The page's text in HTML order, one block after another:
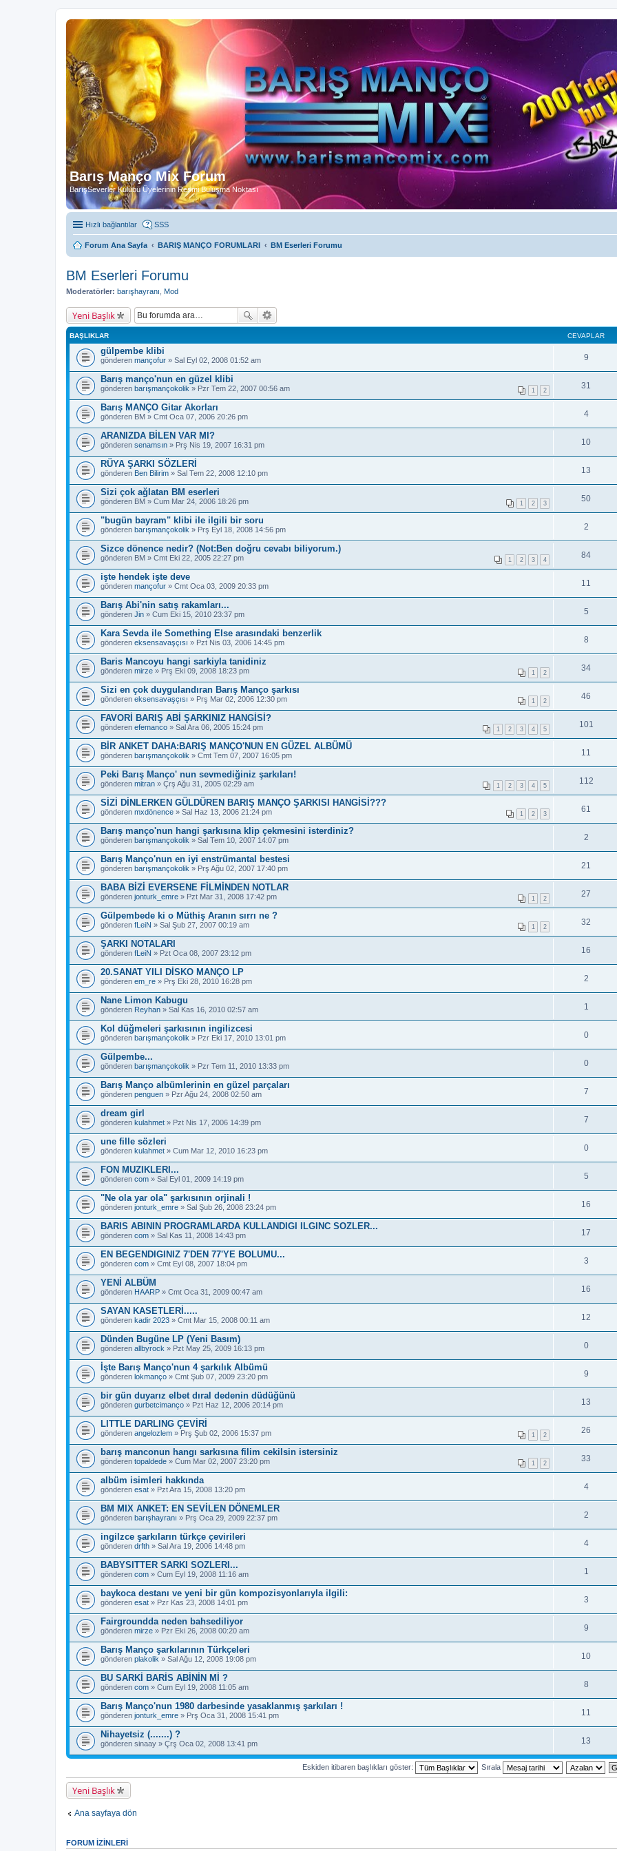
Barış Manço Mix Forum
BarışSeverler Kulübü Üyelerinin Resmi Buluşma Noktası
Hızlı bağlantılar SSS
Forum Ana Sayfa BARIŞ MANÇO FORUMLARI BM Eserleri Forumu
BM Eserleri Forumu
Moderatörler: barışhayranı Mod
Yeni Başlık
BAŞLIKLAR CEVAPLAR
gülpembe klibi
gönderen mançofur » Sal Eyl 02, 2008 01:52 am 9
Barış manço'nun en güzel klibi
1 2
gönderen barışmançokolik » Pzr Tem 22, 2007 00:56 am 31
Barış MANÇO Gitar Akorları
gönderen BM » Cmt Oca 07, 2006 20:26 pm 4
ARANIZDA BİLEN VAR MI?
gönderen senamsın » Prş Nis 19, 2007 16:31 pm 10
RÜYA ŞARKI SÖZLERİ
gönderen Ben Bilirim » Sal Tem 22, 2008 12:10 pm 13
Sizi çok ağlatan BM eserleri
1 2 3
gönderen BM » Cum Mar 24, 2006 18:26 pm 50
"bugün bayram" klibi ile ilgili bir soru
gönderen barışmançokolik » Prş Eyl 18, 2008 14:56 pm 2
Sizce dönence nedir? (Not:Ben doğru cevabı biliyorum.)
1 2 3 4
gönderen BM » Cmt Eki 22, 2005 22:27 pm 84
işte hendek işte deve
gönderen mançofur » Cmt Oca 03, 2009 20:33 pm 11
Barış Abi'nin satış rakamları...
gönderen Jin » Cum Eki 15, 2010 23:37 pm 5
Kara Sevda ile Something Else arasındaki benzerlik
gönderen eksensavaşçısı » Pzt Nis 03, 2006 14:45 pm 8
Baris Mancoyu hangi sarkiyla tanidiniz
1 2
gönderen mirze » Prş Eki 09, 2008 18:23 pm 34
Sizi en çok duygulandıran Barış Manço şarkısı
1 2
gönderen eksensavaşçısı » Prş Mar 02, 2006 12:30 pm 46
FAVORİ BARIŞ ABİ ŞARKINIZ HANGİSİ?
1 2 3 4 5
gönderen efemanco » Sal Ara 06, 2005 15:24 pm 101
BİR ANKET DAHA:BARIŞ MANÇO'NUN EN GÜZEL ALBÜMÜ
gönderen barışmançokolik » Cmt Tem 07, 2007 16:05 pm 11
Peki Barış Manço' nun sevmediğiniz şarkıları!
1 2 3 4 5
gönderen mitran » Çrş Ağu 31, 2005 02:29 am 112
SİZİ DİNLERKEN GÜLDÜREN BARIŞ MANÇO ŞARKISI HANGİSİ???
1 2 3
gönderen mxdönence » Sal Haz 13, 2006 21:24 pm 61
Barış manço'nun hangi şarkısına klip çekmesini isterdiniz?
gönderen barışmançokolik » Sal Tem 10, 2007 14:07 pm 2
Barış Manço'nun en iyi enstrümantal bestesi
gönderen barışmançokolik » Prş Ağu 02, 2007 17:40 pm 21
BABA BİZİ EVERSENE FİLMİNDEN NOTLAR
1 2
gönderen jonturk_emre » Pzt Mar 31, 2008 17:42 pm 27
Gülpembede ki o Müthiş Aranın sırrı ne ?
1 2
gönderen fLeiN » Sal Şub 27, 2007 00:19 am 32
ŞARKI NOTALARI
gönderen fLeiN » Pzt Oca 08, 2007 23:12 pm 16
20.SANAT YILI DİSKO MANÇO LP
gönderen em_re » Prş Eki 28, 2010 16:28 pm 2
Nane Limon Kabugu
gönderen Reyhan » Sal Kas 16, 2010 02:57 am 1
Kol düğmeleri şarkısının ingilizcesi
gönderen barışmançokolik » Pzr Eki 17, 2010 13:01 pm 0
Gülpembe...
gönderen barışmançokolik » Pzr Tem 11, 2010 13:33 pm 0
Barış Manço albümlerinin en güzel parçaları
gönderen penguen » Pzr Ağu 24, 2008 02:50 am 7
dream girl
gönderen kulahmet » Pzt Nis 17, 2006 14:39 pm 7
une fille sözleri
gönderen kulahmet » Cum Mar 12, 2010 16:23 pm 0
FON MUZIKLERI...
gönderen com » Sal Eyl 01, 2009 14:19 pm 5
"Ne ola yar ola" şarkısının orjinali !
gönderen jonturk_emre » Sal Şub 26, 2008 23:24 pm 16
BARIS ABININ PROGRAMLARDA KULLANDIGI ILGINC SOZLER...
gönderen com » Sal Kas 11, 2008 14:43 pm 17
EN BEGENDIGINIZ 7'DEN 77'YE BOLUMU...
gönderen com » Cmt Eyl 08, 2007 18:04 pm 3
YENİ ALBÜM
gönderen HAARP » Cmt Oca 31, 2009 00:47 am 16
SAYAN KASETLERİ.....
gönderen kadir 2023 » Cmt Mar 15, 2008 00:11 am 12
Dünden Bugüne LP (Yeni Basım)
gönderen allbyrock » Pzt May 25, 2009 16:13 pm 0
İşte Barış Manço'nun 4 şarkılık Albümü
gönderen lokmanço » Cmt Şub 07, 2009 23:20 pm 9
bir gün duyarız elbet dıral dedenin düdüğünü
gönderen gurbetcimanço » Pzt Haz 12, 2006 20:14 pm 13
LITTLE DARLING ÇEVİRİ
1 2
gönderen angelozlem » Prş Şub 02, 2006 15:37 pm 26
barış manconun hangı sarkısına filim cekilsin istersiniz
1 2
gönderen topaldede » Cum Mar 02, 2007 23:20 pm 33
albüm isimleri hakkında
gönderen esat » Pzt Ara 15, 2008 13:20 pm 4
BM MIX ANKET: EN SEVİLEN DÖNEMLER
gönderen barışhayranı » Prş Oca 29, 2009 22:37 pm 2
ingilzce şarkıların türkçe çevirileri
gönderen drfth » Sal Ara 19, 2006 14:48 pm 4
BABYSITTER SARKI SOZLERI...
gönderen com » Cum Eyl 19, 2008 11:16 am 1
baykoca destanı ve yeni bir gün kompozisyonlarıyla ilgili:
gönderen esat » Pzr Kas 23, 2008 14:01 pm 3
Fairgroundda neden bahsediliyor
gönderen mirze » Pzr Eki 26, 2008 00:20 am 9
Barış Manço şarkılarının Türkçeleri
gönderen plakolik » Sal Ağu 12, 2008 19:08 pm 10
BU SARKİ BARİS ABİNİN Mİ ?
gönderen com » Cum Eyl 19, 2008 11:05 am 8
Barış Manço'nun 1980 darbesinde yasaklanmış şarkıları !
gönderen jonturk_emre » Prş Oca 31, 2008 15:41 pm 11
Nihayetsiz (.......) ?
gönderen sinaay » Çrş Oca 02, 2008 13:41 pm 13
Eskiden itibaren başlıkları göster: Sırala
Yeni Başlık
Ana sayfaya dön
FORUM IZINLERI